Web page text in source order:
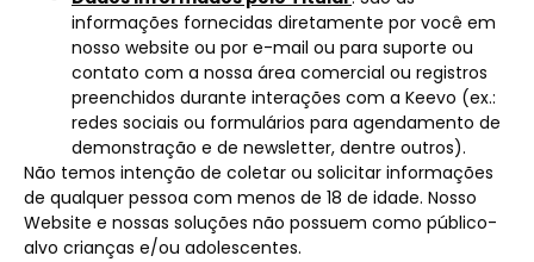
informações fornecidas diretamente por você em
nosso website ou por e-mail ou para suporte ou
contato com a nossa área comercial ou registros
preenchidos durante interações com a Keevo (ex.:
redes sociais ou formulários para agendamento de
demonstração e de newsletter, dentre outros).
Não temos intenção de coletar ou solicitar informações
de qualquer pessoa com menos de 18 de idade. Nosso
Website e nossas soluções não possuem como público-
alvo crianças e/ou adolescentes.